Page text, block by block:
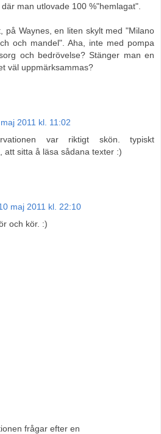
man utlovade 100 %"hemlagat".
på Waynes, en liten skylt med "Milano
och mandel". Aha, inte med pompa
och bedrövelse? Stänger man en
väl uppmärksammas?
2011 kl. 11:02
var riktigt skön. typiskt
att sitta å läsa sådana texter :)
maj 2011 kl. 22:10
och kör. :)
frågar efter en